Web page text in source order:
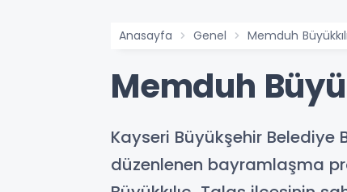
Anasayfa Genel Memduh
Memduh
Kayseri Büyükşehir Belediye
düzenlenen bayramlaşma